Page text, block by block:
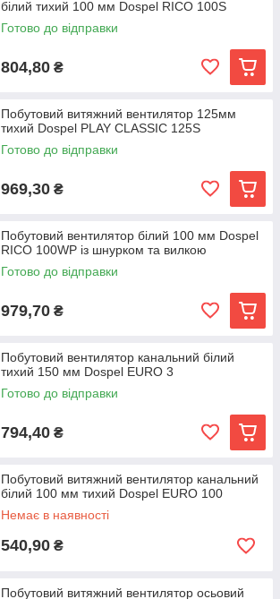
білий тихий 100 мм Dospel RICO 100S
Готово до відправки
804,80 ₴
Побутовий витяжний вентилятор 125мм
тихий Dospel PLAY CLASSIC 125S
Готово до відправки
969,30 ₴
Побутовий вентилятор білий 100 мм Dospel
RICO 100WP із шнурком та вилкою
Готово до відправки
979,70 ₴
Побутовий вентилятор канальний білий
тихий 150 мм Dospel EURO 3
Готово до відправки
794,40 ₴
Побутовий витяжний вентилятор канальний
білий 100 мм тихий Dospel EURO 100
Немає в наявності
540,90 ₴
Побутовий витяжний вентилятор осьовий